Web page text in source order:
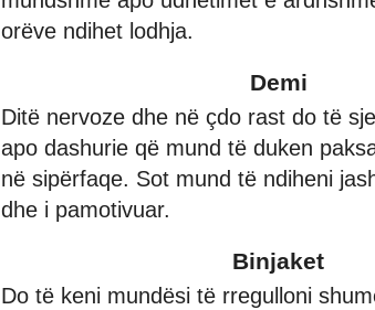
orëve ndihet lodhja.
Demi
Ditë nervoze dhe në çdo rast do të
apo dashurie që mund të duken
në sipërfaqe. Sot mund të ndiheni
dhe i pamotivuar.
Binjaket
Do të keni mundësi të rregulloni